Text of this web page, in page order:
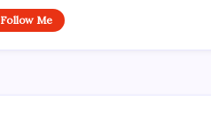
Follow Me